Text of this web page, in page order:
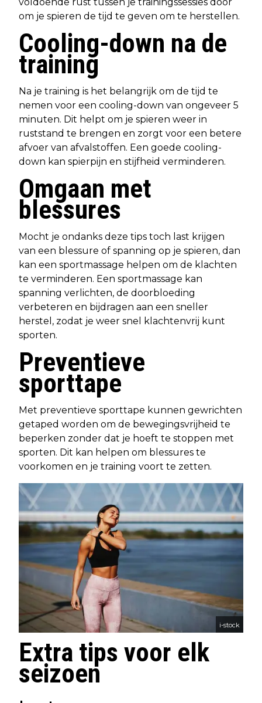
om je spieren de tijd te geven om te herstellen.
Cooling-down na de
training
Na je training is het belangrijk om de tijd te
nemen voor een cooling-down van ongeveer 5
minuten. Dit helpt om je spieren weer in
ruststand te brengen en zorgt voor een betere
afvoer van afvalstoffen. Een goede cooling-
down kan spierpijn en stijfheid verminderen.
Omgaan met
blessures
Mocht je ondanks deze tips toch last krijgen
van een blessure of spanning op je spieren, dan
kan een sportmassage helpen om de klachten
te verminderen. Een sportmassage kan
spanning verlichten, de doorbloeding
verbeteren en bijdragen aan een sneller
herstel, zodat je weer snel klachtenvrij kunt
sporten.
Preventieve
sporttape
Met preventieve sporttape kunnen gewrichten
getaped worden om de bewegingsvrijheid te
beperken zonder dat je hoeft te stoppen met
sporten. Dit kan helpen om blessures te
voorkomen en je training voort te zetten.
i-stock
Extra tips voor elk
seizoen